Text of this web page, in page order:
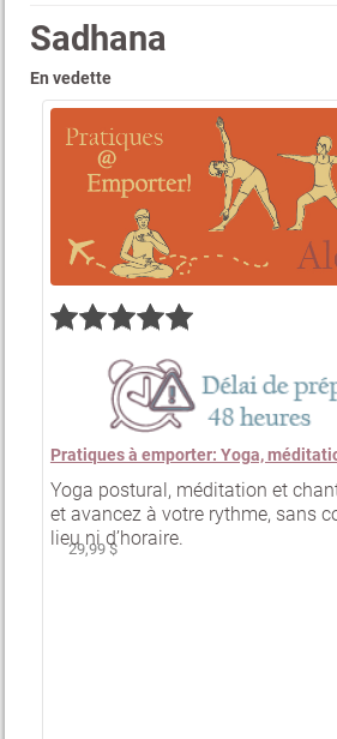
Sadhana
En vedette
Pratiques à emporter: Yoga,
Yoga postural, méditation et
et avancez à votre rythme, sans
lieu ni d’horaire.
29,99 $